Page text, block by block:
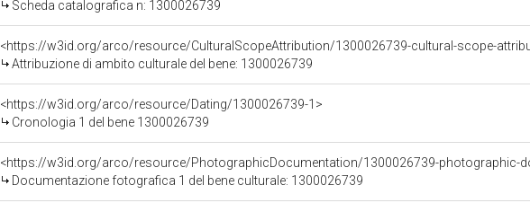
Scheda catalografica n: 1300026739
<https://w3id.org/arco/resource/CulturalScopeAttribution/1300026739-cultural-scope-
Attribuzione di ambito culturale del bene: 1300026739
<https://w3id.org/arco/resource/Dating/1300026739-1>
Cronologia 1 del bene 1300026739
<https://w3id.org/arco/resource/PhotographicDocumentation/1300026739-photographic-
Documentazione fotografica 1 del bene culturale: 1300026739